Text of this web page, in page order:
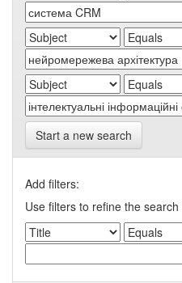
Start a new search
Add filters:
Use filters to refine the search